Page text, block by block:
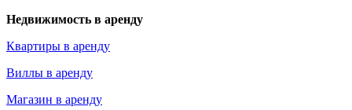
Недвижимость в аренду
Квартиры в аренду
Виллы в аренду
Магазин в аренду